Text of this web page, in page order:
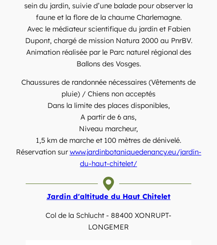
sein du jardin, suivie d’une balade pour observer la
faune et la flore de la chaume Charlemagne.
Avec le médiateur scientifique du jardin et Fabien
Dupont, chargé de mission Natura 2000 au PnrBV.
Animation réalisée par le Parc naturel régional des
Ballons des Vosges.
Chaussures de randonnée nécessaires (Vêtements de
pluie) / Chiens non acceptés
Dans la limite des places disponibles,
A partir de 6 ans,
Niveau marcheur,
1,5 km de marche et 100 mètres de dénivelé.
Réservation surwww.jardinbotaniquedenancy.eu/jardin-
du-haut-chitelet/
Jardin d'altitude du Haut Chitelet
Col de la Schlucht - 88400 XONRUPT-
LONGEMER